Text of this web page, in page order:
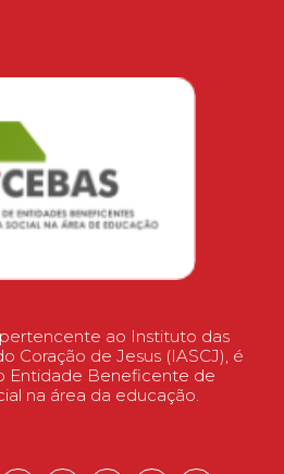
ao Instituto das
Coração de Jesus (IASCJ), é
Entidade Beneficente de
na área da educação.